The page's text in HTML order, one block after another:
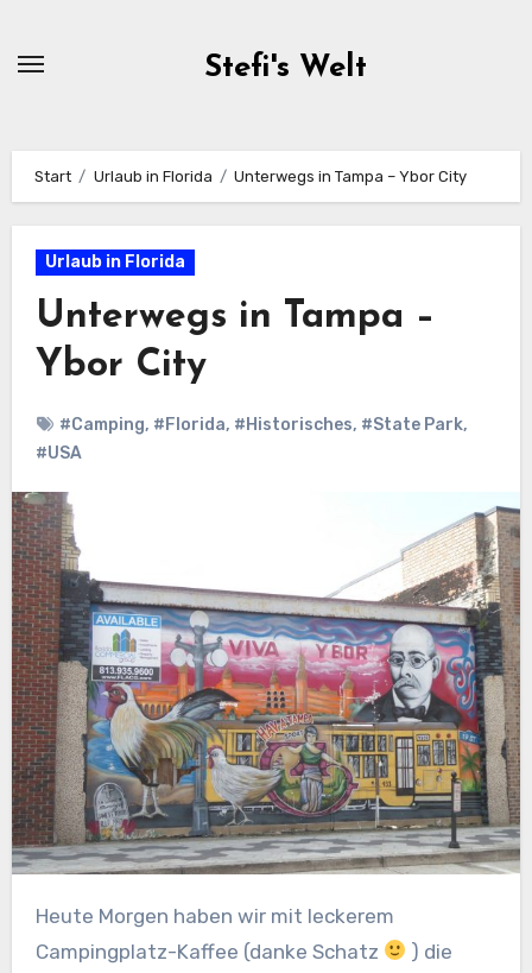
Stefi's Welt
Start Urlaub in Florida Unterwegs in Tampa – Ybor City
Urlaub in Florida
Unterwegs in Tampa –
Ybor City
#Camping, #Florida, #Historisches, #State Park,
#USA
Heute Morgen haben wir mit leckerem
Campingplatz-Kaffee (danke Schatz
) die